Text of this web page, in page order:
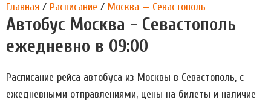
Главная / Расписание / Москва — Севастополь
Автобус Москва - Севастополь
ежедневно в 09:00
Расписание рейса автобуса из Москвы в Севастополь, с
ежедневными отправлениями, цены на билеты и наличие